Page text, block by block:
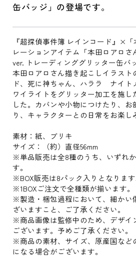
缶バッジ」の登場です。
『超探偵事件簿 レインコード』×
レーションアイテム「本田ロアロ
ver. トレーディンググリッター缶バ
本田ロアロさん描き起こしイラス
ド、死に神ちゃん、ハララ ナイ
ワイライトをグリッター加工を施し
した。カバンや小物につけたり、お
り、キャラクターとの日常をお楽し
素材：紙、ブリキ
サイズ：（約）直径56mm
※単品販売は全8種のうち、いずれ
す。
※BOX販売は8パック入りとなります
※1BOXご注文で全種類が揃います。
※製造・梱包過程において、細かい
ざいますこと、ご了承ください。
※商品画像は監修中のため、デザイ
ございます。予めご了承ください。
※商品の素材、サイズ、原産国など
になる場合がございます。